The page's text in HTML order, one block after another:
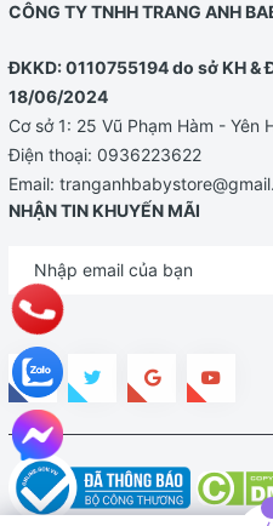
CÔNG TY TNHH TRANG ANH
ĐKKD: 0110755194 do sở KH &
18/06/2024
Cơ sở 1: 25 Vũ Phạm Hàm - Yên
Điện thoại: 0936223622
Email:
NHẬN TIN KHUYẾN MÃI